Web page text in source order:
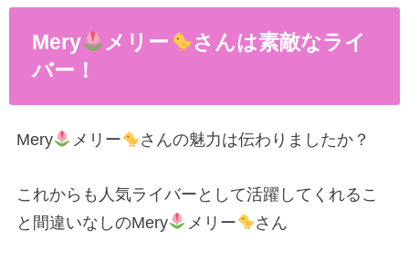
Mery メリー
さんは素敵なライ
バー！
Mery メリー さんの魅力は伝わりましたか？
これからも人気ライバーとして活躍してくれるこ
と間違いなしのMery
メリー さん